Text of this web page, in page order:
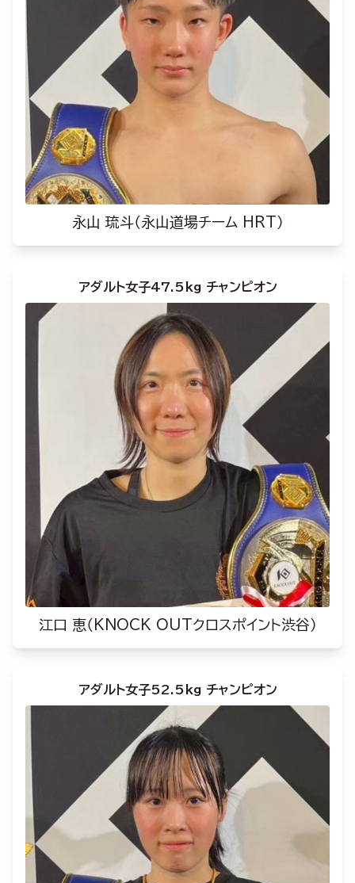
永山 琉斗（永山道場チーム HRT）
アダルト女子47.5kg チャンピオン
江口 恵（KNOCK OUTクロスポイント渋谷）
アダルト女子52.5kg チャンピオン